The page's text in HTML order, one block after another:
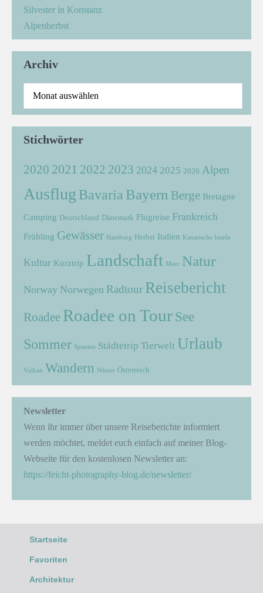
Silvester in Konstanz
Alpenherbst
Archiv
Stichwörter
2020 2021 2022 2023 2024 2025 2026 Alpen
Ausflug Bavaria Bayern Berge Bretagne
Camping Deutschland Dänemark Flugreise Frankreich
Frühling Gewässer Hamburg Herbst Italien Kanarische Inseln
Kultur Kurztrip Landschaft Meer Natur
Norway Norwegen Radtour Reisebericht
Roadee Roadee on Tour See
Sommer Spanien Städtetrip Tierwelt Urlaub
Vulkan Wandern Winter Österreich
Newsletter
Wenn ihr immer über unsere Reiseberichte informiert
werden möchtet, meldet euch einfach auf meiner Blog-
Webseite für den kostenlosen Newsletter an:
https://feicht-photography-blog.de/newsletter/
Startseite
Favoriten
Architektur